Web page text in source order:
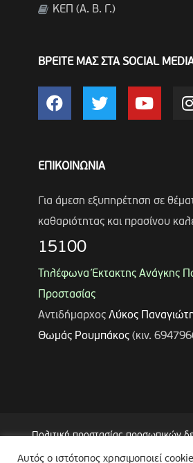
ΚΕΠ (Α. Β. Γ.)
ΒΡΕΙΤΕ ΜΑΣ ΣΤΑ SOCIAL
ΕΠΙΚΟΙΝΩΝΙΑ
Για άμεση εξυπηρέτηση σε
καθαριότητας και πρασίνου
15100
Τηλέφωνα Έκτακτης Ανάγκης
Προστασίας
Αντιδήμαρχος Λύκος
Θωμάς Ρουμπάκος(κιν.
Πολιτική προστασίας προσωπικών
Επεξεργασίας Δεδομένων μέσω
Αυτός ο ιστότοπος χρησιμοποιεί